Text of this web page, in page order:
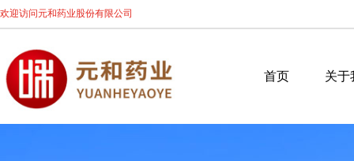
欢迎访问元和药业股份有限公司
首页 关于